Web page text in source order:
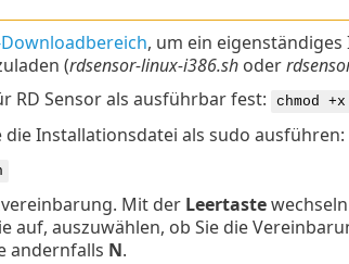
, um ein
(rdsensor-linux-i386.shoder
RD Sensor als ausführbar fest: chmod
Installationsdatei als sudo ausführen:
Mit der Leertastewechseln
auszuwählen, ob Sie die
andernfalls N.